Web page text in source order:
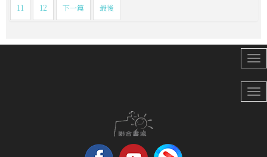
11 12 下一篇 最後